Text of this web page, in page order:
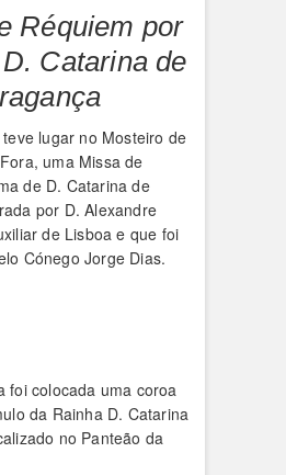
Réquiem por
Catarina de
lugar no Mosteiro de
uma Missa de
de D. Catarina de
por D. Alexandre
de Lisboa e que foi
Cónego Jorge Dias.
foi colocada uma coroa
da Rainha D. Catarina
no Panteão da